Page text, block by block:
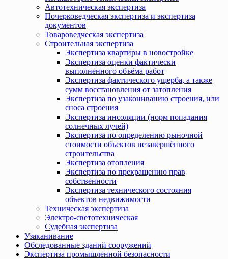
Автотехническая экспертиза
Почерковедческая экспертиза и экспертиза
документов
Товароведческая экспертиза
Строительная экспертиза
Экспертиза квартиры в новостройке
Экспертиза оценки фактически
выполненного объёма работ
Экспертиза фактического ущерба, а также
сумм восстановления от затопления
Экспертиза по узакониванию строения, или
сноса строения
Экспертиза инсоляции (норм попадания
солнечных лучей)
Экспертиза по определению рыночной
стоимости объектов незавершённого
строительства
Экспертиза отопления
Экспертиза по прекращению прав
собственности
Экспертиза технического состояния
объектов недвижимости
Техническая экспертиза
Электро-светотехническая
Судебная экспертиза
Узаканивание
Обследованные зданий сооружений
Экспертиза промышленной безопасности